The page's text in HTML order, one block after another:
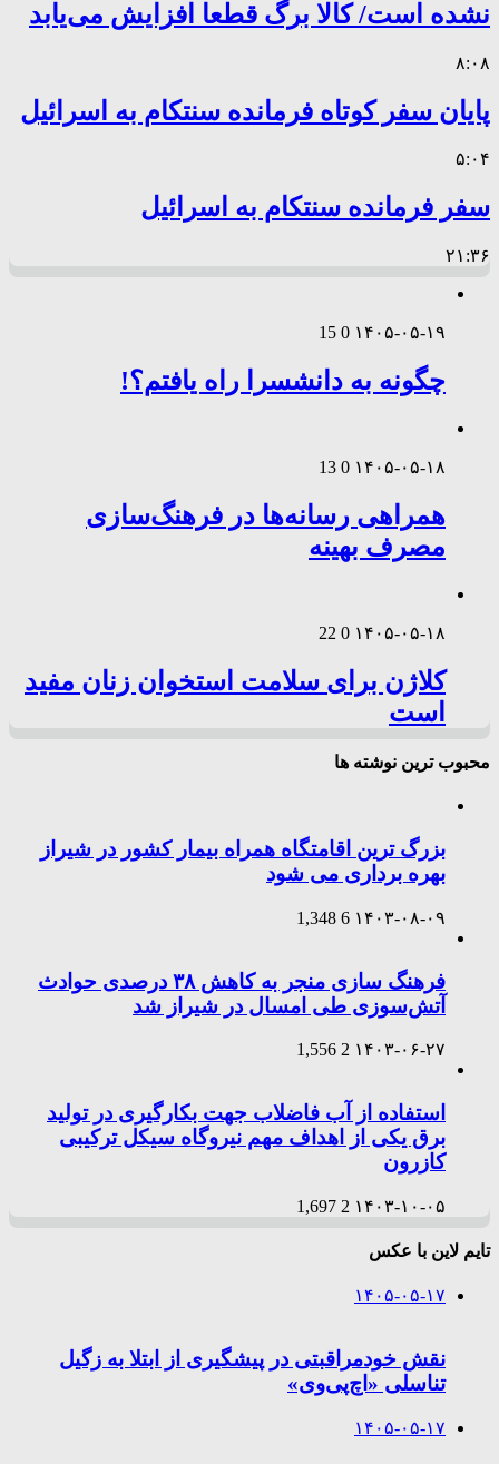
نشده است/ کالا برگ قطعا افزایش می‌یابد
۸:۰۸
پایان سفر کوتاه فرمانده سنتکام به اسرائیل
۵:۰۴
سفر فرمانده سنتکام به اسرائیل
۲۱:۳۶
۱۴۰۵-۰۵-۱۹ 0
15
چگونه به دانشسرا راه یافتم؟!
۱۴۰۵-۰۵-۱۸ 0
13
همراهی رسانه‌ها در فرهنگ‌سازی
مصرف بهینه
۱۴۰۵-۰۵-۱۸ 0
22
کلاژن برای سلامت استخوان زنان مفید
است
محبوب ترین نوشته ها
بزرگ ترین اقامتگاه همراه بیمار کشور در شیراز
بهره برداری می شود
۱۴۰۳-۰۸-۰۹ 6
1,348
فرهنگ سازی منجر به کاهش ۳۸ درصدی حوادث
آتش‌سوزی طی امسال در شیراز شد
۱۴۰۳-۰۶-۲۷ 2
1,556
استفاده از آب فاضلاب جهت بکارگیری در تولید
برق یکی از اهداف مهم نیروگاه سیکل ترکیبی
کازرون
۱۴۰۳-۱۰-۰۵ 2
1,697
تایم لاین با عکس
۱۴۰۵-۰۵-۱۷
نقش خودمراقبتی در پیشگیری از ابتلا به زگیل
تناسلی «اچ‌پی‌وی»
۱۴۰۵-۰۵-۱۷